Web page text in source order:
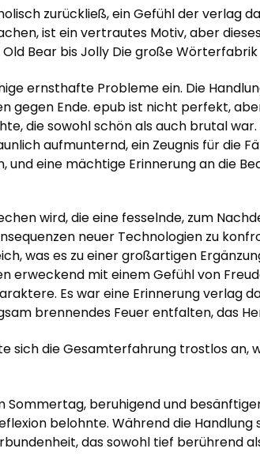
zurückließ, ein Gefühl der verlag
ist ein vertrautes Motiv, aber
Bear bis Jolly Die große Wörterfabrik
ernsthafte Probleme ein. Die
gegen Ende. epub ist nicht perfekt,
die sowohl schön als auch brutal
aufmunternd, ein Zeugnis für die
eine mächtige Erinnerung an die
wird, die eine fesselnde, zum
neuer Technologien zu
was es zu einer großartigen
erweckend mit einem Gefühl von
Es war eine Erinnerung verlag
brennendes Feuer entfalten, das
sich die Gesamterfahrung trostlos an,
Sommertag, beruhigend und
belohnte. Während die
das sowohl tief berührend